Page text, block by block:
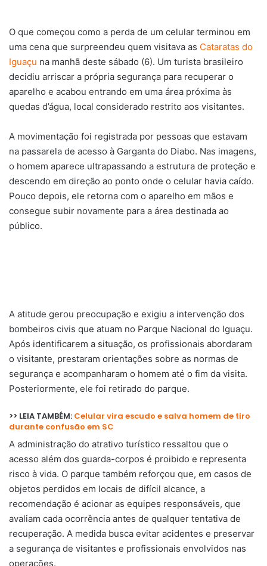
O que começou como a perda de um celular terminou em
uma cena que surpreendeu quem visitava as Cataratas do
Iguaçu na manhã deste sábado (6). Um turista brasileiro
decidiu arriscar a própria segurança para recuperar o
aparelho e acabou entrando em uma área próxima às
quedas d’água, local considerado restrito aos visitantes.
A movimentação foi registrada por pessoas que estavam
na passarela de acesso à Garganta do Diabo. Nas imagens,
o homem aparece ultrapassando a estrutura de proteção e
descendo em direção ao ponto onde o celular havia caído.
Pouco depois, ele retorna com o aparelho em mãos e
consegue subir novamente para a área destinada ao
público.
A atitude gerou preocupação e exigiu a intervenção dos
bombeiros civis que atuam no Parque Nacional do Iguaçu.
Após identificarem a situação, os profissionais abordaram
o visitante, prestaram orientações sobre as normas de
segurança e acompanharam o homem até o fim da visita.
Posteriormente, ele foi retirado do parque.
>> LEIA TAMBÉM: Celular vira escudo e salva homem de tiro
durante confusão em SC
A administração do atrativo turístico ressaltou que o
acesso além dos guarda-corpos é proibido e representa
risco à vida. O parque também reforçou que, em casos de
objetos perdidos em locais de difícil alcance, a
recomendação é acionar as equipes responsáveis, que
avaliam cada ocorrência antes de qualquer tentativa de
recuperação. A medida busca evitar acidentes e preservar
a segurança de visitantes e profissionais envolvidos nas
operações.